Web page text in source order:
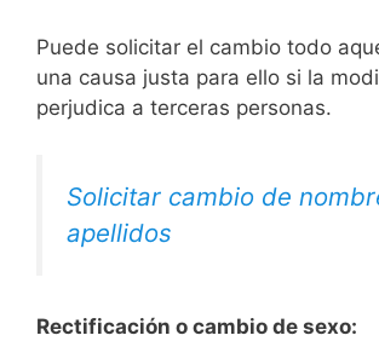
Puede solicitar el cambio todo
una causa justa para ello si la
perjudica a terceras personas.
Solicitar cambio de
apellidos
Rectificación o cambio de sexo: